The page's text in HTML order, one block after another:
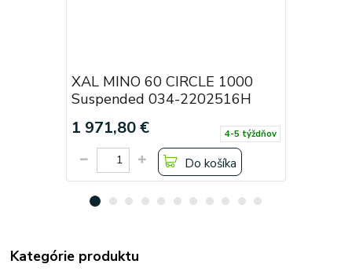
XAL MINO 60 CIRCLE 1000
Suspended 034-2202516H
1 971,80 € 4-5 týždňov
Do košíka
Kategórie produktu